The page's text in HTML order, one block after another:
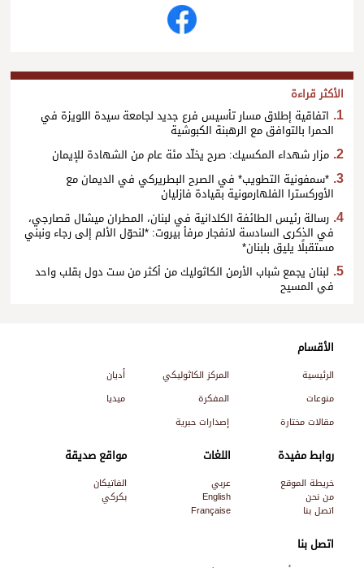
الأكثر قراءة
اتفاقية إطلاق مسار تأسيس فرع جديد لجامعة سيدة اللويزة في
الحمرا بالتوافق مع الرهبنة الكبوشية
مزار شهداء المكسيك: صرح يخلّد مئة عام من الشهادة للإيمان
*سمفونية التطويب* في الصرح البطريركي في الديمان مع
الأوركسترا الفلهارمونية بقيادة فازليان
رسالة رئيس الطائفة الكلدانية في لبنان، المطران ميشال قصارجي،
في الذكرى السادسة لانفجار مرفأ بيروت: *لنحوّل الألم إلى رجاء ونبني
مستقبلًا يليق بلبنان*
لبنان يجمع شباب الأرمن الكاثوليك من أكثر من ست دول بقلب واحد
في المسيح
اتصل بنا
الأقسام
الرئيسية المركز الكاثوليكي
أديان
منوعات
المفكرة
ميديا
مقالات مختارة
إصدارات حبرية
روابط مفيدة
خريطة الموقع
من نحن
اتصل بنا
اللغات
عربي
English
Française
مواقع صديقة
الفاتيكان
بكركي